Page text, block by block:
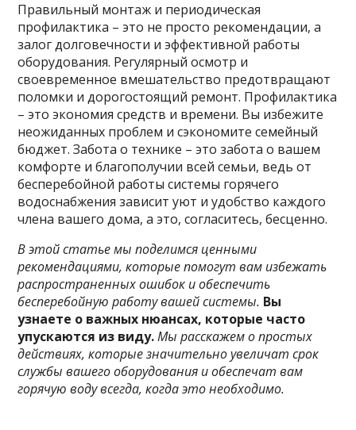
Правильный монтаж и периодическая
профилактика – это не просто рекомендации, а
залог долговечности и эффективной работы
оборудования. Регулярный осмотр и
своевременное вмешательство предотвращают
поломки и дорогостоящий ремонт. Профилактика
– это экономия средств и времени. Вы избежите
неожиданных проблем и сэкономите семейный
бюджет. Забота о технике – это забота о вашем
комфорте и благополучии всей семьи, ведь от
бесперебойной работы системы горячего
водоснабжения зависит уют и удобство каждого
члена вашего дома, а это, согласитесь, бесценно.
В этой статье мы поделимся ценными
рекомендациями, которые помогут вам избежать
распространенных ошибок и обеспечить
бесперебойную работу вашей системы. Вы
узнаете о важных нюансах, которые часто
упускаются из виду. Мы расскажем о простых
действиях, которые значительно увеличат срок
службы вашего оборудования и обеспечат вам
горячую воду всегда, когда это необходимо.